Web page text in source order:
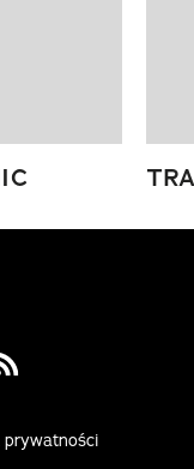
Youtube
us on Rss
prywatności